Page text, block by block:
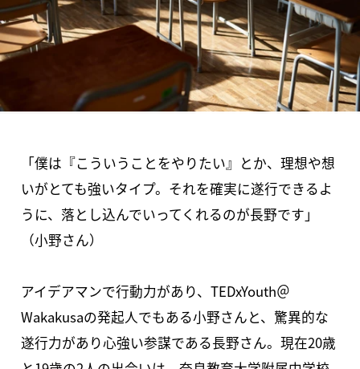
「僕は『こういうことをやりたい』とか、理想や想
いがとても強いタイプ。それを確実に遂行できるよ
うに、落とし込んでいってくれるのが長野です」
（小野さん）
アイデアマンで行動力があり、TEDxYouth＠
Wakakusaの発起人でもある小野さんと、驚異的な
遂行力があり心強い参謀である長野さん。現在20歳